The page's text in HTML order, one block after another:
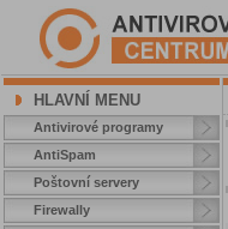
HLAVNÍ MENU
Antivirové programy
AntiSpam
Poštovní servery
Firewally